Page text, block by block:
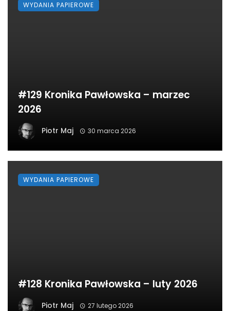
#129 Kronika Pawłowska – marzec
2026
Piotr Maj 30 marca 2026
WYDANIA PAPIEROWE
#128 Kronika Pawłowska – luty 2026
Piotr Maj 27 lutego 2026
WYDANIA PAPIEROWE